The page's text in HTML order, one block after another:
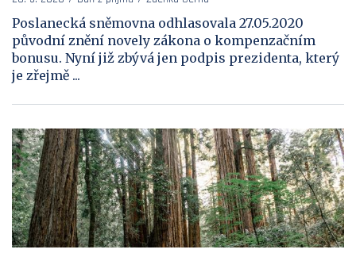
Poslanecká sněmovna odhlasovala 27.05.2020
původní znění novely zákona o kompenzačním
bonusu. Nyní již zbývá jen podpis prezidenta, který
je zřejmě ...